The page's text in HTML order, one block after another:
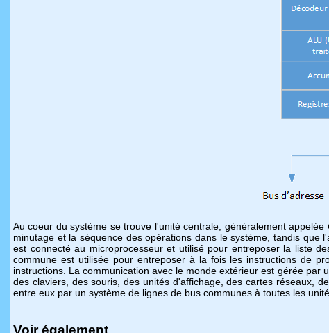
Au coeur du système se trouve l'unité centrale, généralement appelée
minutage et la séquence des opérations dans le système, tandis
est connecté au microprocesseur et utilisé pour entreposer la liste
commune est utilisée pour entreposer à la fois les instructions de
instructions. La communication avec le monde extérieur est gérée
des claviers, des souris, des unités d'affichage, des cartes réseaux,
entre eux par un système de lignes de bus communes à toutes les
Voir également